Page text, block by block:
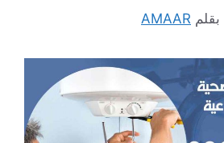
بقلم AMAAR